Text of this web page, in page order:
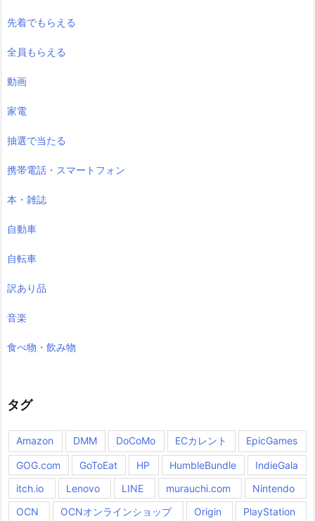
先着でもらえる
全員もらえる
動画
家電
抽選で当たる
携帯電話・スマートフォン
本・雑誌
自動車
自転車
訳あり品
音楽
食べ物・飲み物
タグ
Amazon DMM DoCoMo ECカレント EpicGames
GOG.com GoToEat HP HumbleBundle
IndieGala
itch.io
Lenovo LINE murauchi.com
Nintendo
OCN
OCNオンラインショップ Origin PlayStation